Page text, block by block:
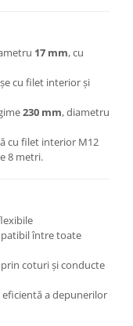
17 mm, cu
cu filet interior și
230 mm, diametru
cu filet interior M12
8 metri.
între toate
coturi și conducte
a depunerilor